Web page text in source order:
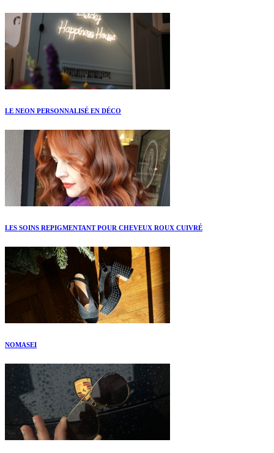
LE NEON PERSONNALISÉ EN DÉCO
LES SOINS REPIGMENTANT POUR CHEVEUX ROUX CUIVRÉ
NOMASEI